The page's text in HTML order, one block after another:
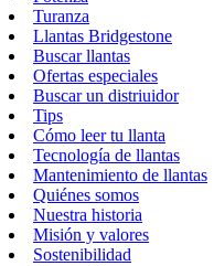
Turanza
Llantas Bridgestone
Buscar llantas
Ofertas especiales
Buscar un distriuidor
Tips
Cómo leer tu llanta
Tecnología de llantas
Mantenimiento de llantas
Quiénes somos
Nuestra historia
Misión y valores
Sostenibilidad